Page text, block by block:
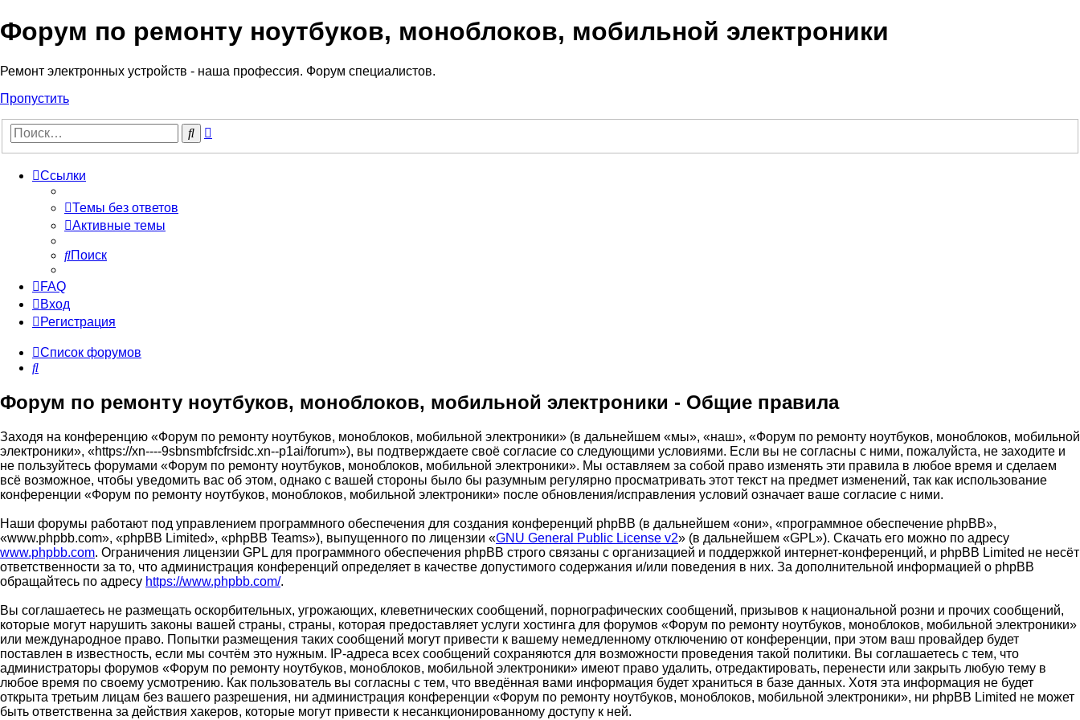
Регистрация
Форум по ремонту ноутбуков, моноблоков, мобильной электроники
Ремонт электронных устройств - наша профессия. Форум специалистов.
Пропустить
Поиск
Ссылки
Темы без ответов
Активные темы
Поиск
FAQ
Вход
Регистрация
Список форумов
Поиск
Форум по ремонту ноутбуков, моноблоков, мобильной электроники - Общие правила
Заходя на конференцию «Форум по ремонту ноутбуков, моноблоков, мобильной электроники» (в дальнейшем «мы», «наш», «Форум по ремонту ноутбуков, моноблоков, мобильной
электроники», «https://xn----9sbnsmbfcfrsidc.xn--p1ai/forum»), вы подтверждаете своё согласие со следующими условиями. Если вы не согласны с ними, пожалуйста, не заходите и
не пользуйтесь форумами «Форум по ремонту ноутбуков, моноблоков, мобильной электроники». Мы оставляем за собой право изменять эти правила в любое время и сделаем
всё возможное, чтобы уведомить вас об этом, однако с вашей стороны было бы разумным регулярно просматривать этот текст на предмет изменений, так как использование
конференции «Форум по ремонту ноутбуков, моноблоков, мобильной электроники» после обновления/исправления условий означает ваше согласие с ними.
Наши форумы работают под управлением программного обеспечения для создания конференций phpBB (в дальнейшем «они», «программное обеспечение phpBB»,
«www.phpbb.com», «phpBB Limited», «phpBB Teams»), выпущенного по лицензии «GNU General Public License v2» (в дальнейшем «GPL»). Скачать его можно по адресу
www.phpbb.com. Ограничения лицензии GPL для программного обеспечения phpBB строго связаны с организацией и поддержкой интернет-конференций, и phpBB Limited не несёт
ответственности за то, что администрация конференций определяет в качестве допустимого содержания и/или поведения в них. За дополнительной информацией о phpBB
обращайтесь по адресу https://www.phpbb.com/.
Вы соглашаетесь не размещать оскорбительных, угрожающих, клеветнических сообщений, порнографических сообщений, призывов к национальной розни и прочих сообщений,
которые могут нарушить законы вашей страны, страны, которая предоставляет услуги хостинга для форумов «Форум по ремонту ноутбуков, моноблоков, мобильной электроники»
или международное право. Попытки размещения таких сообщений могут привести к вашему немедленному отключению от конференции, при этом ваш провайдер будет
поставлен в известность, если мы сочтём это нужным. IP-адреса всех сообщений сохраняются для возможности проведения такой политики. Вы соглашаетесь с тем, что
администраторы форумов «Форум по ремонту ноутбуков, моноблоков, мобильной электроники» имеют право удалить, отредактировать, перенести или закрыть любую тему в
любое время по своему усмотрению. Как пользователь вы согласны с тем, что введённая вами информация будет храниться в базе данных. Хотя эта информация не будет
открыта третьим лицам без вашего разрешения, ни администрация конференции «Форум по ремонту ноутбуков, моноблоков, мобильной электроники», ни phpBB Limited не может
быть ответственна за действия хакеров, которые могут привести к несанкционированному доступу к ней.